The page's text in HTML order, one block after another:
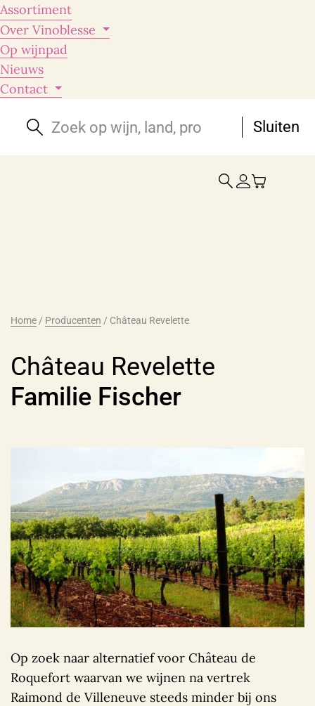
Assortiment
Over Vinoblesse
Op wijnpad
Nieuws
Contact
Sluiten
Home / Producenten / Château Revelette
Château Revelette
Familie Fischer
Op zoek naar alternatief voor Château de
Roquefort waarvan we wijnen na vertrek
Raimond de Villeneuve steeds minder bij ons